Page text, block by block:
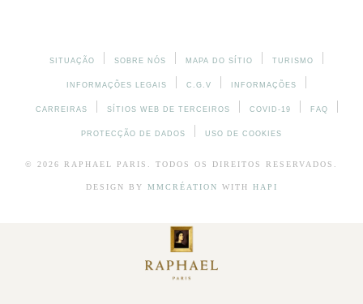
SITUAÇÃO SOBRE NÓS MAPA DO SÍTIO TURISMO
INFORMAÇÕES LEGAIS C.G.V INFORMAÇÕES
CARREIRAS SÍTIOS WEB DE TERCEIROS COVID-19 FAQ
PROTECÇÃO DE DADOS USO DE COOKIES
© 2026 RAPHAEL PARIS. TODOS OS DIREITOS RESERVADOS.
DESIGN BY MMCRÉATION WITH HAPI